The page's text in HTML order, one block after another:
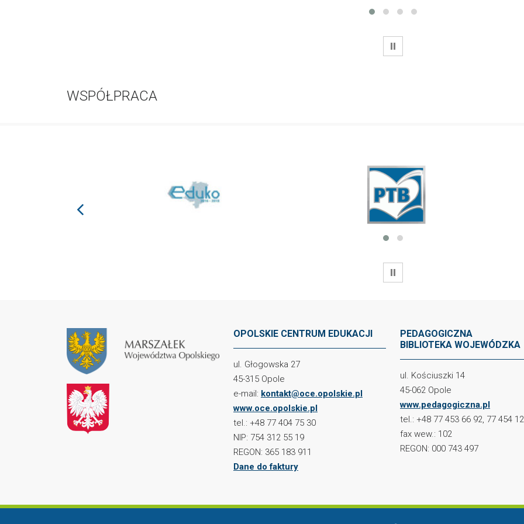
WSTRZYMAJ
WSPÓŁPRACA
prev
WSTRZYMAJ
OPOLSKIE CENTRUM EDUKACJI
ul. Głogowska 27
45-315 Opole
e-mail: kontakt@oce.opolskie.pl
www.oce.opolskie.pl
tel.: +48 77 404 75 30
NIP: 754 312 55 19
REGON: 365 183 911
Dane do faktury
PEDAGOGICZNA
BIBLIOTEKA WOJEWÓDZKA
ul. Kościuszki 14
45-062 Opole
www.pedagogiczna.pl
tel.: +48 77 453 66 92, 77 454
fax wew.: 102
REGON: 000 743 497